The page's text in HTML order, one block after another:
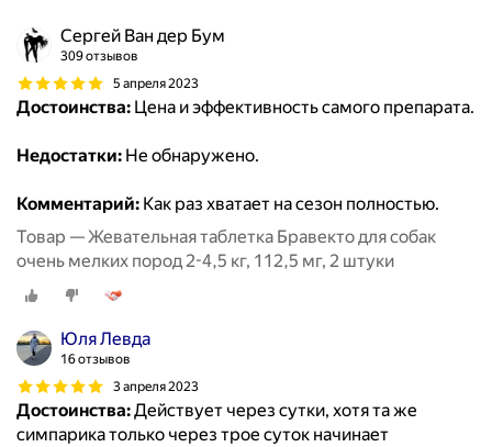
Сергей Ван дер Бум
309 отзывов
5 апреля 2023
Достоинства: Цена и эффективность самого препарата.
Недостатки: Не обнаружено.
Комментарий: Как раз хватает на сезон полностью.
Товар — Жевательная таблетка Бравекто для собак
очень мелких пород 2-4,5 кг, 112,5 мг, 2 штуки
Юля Левда
16 отзывов
3 апреля 2023
Достоинства:Действует через сутки, хотя та же
симпарика только через трое суток начинает